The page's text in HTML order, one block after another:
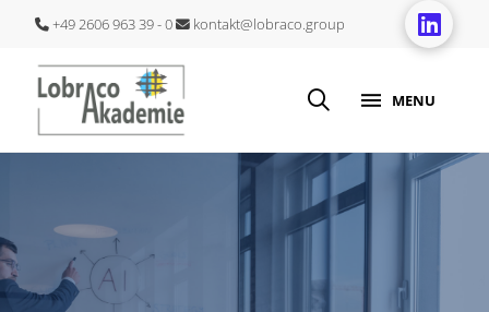
+49 2606 963 39 - 0 kontakt@lobraco.group
MENU